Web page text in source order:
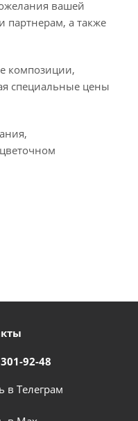
вашей
партнерам, а также
композиции,
специальные цены
92-48
в Телеграм